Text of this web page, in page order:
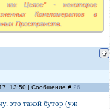
как Целое" - некоторое
Конгломератов в
Пространств.
13:50 | Сообщение #26
это такой бутор (уж